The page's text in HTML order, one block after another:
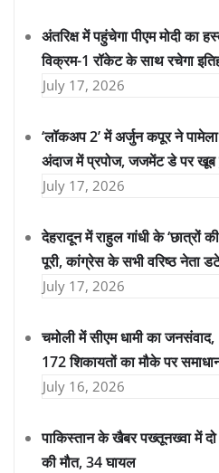
अंतरिक्ष में पहुंचेगा पीएम मोदी का
विक्रम-1 रॉकेट के साथ रचेगा
July 17, 2026
‘लॉकअप 2’ में अर्जुन कपूर ने
अंदाज में प्रपोज, जजमेंट डे पर खूब
July 17, 2026
देहरादून में राहुल गांधी के ‘छात्रों
पूरी, कांग्रेस के सभी वरिष्ठ नेता
July 17, 2026
चमोली में सीएम धामी का
172 शिकायतों का मौके पर
July 16, 2026
पाकिस्तान के खैबर पख्तूनख्वा में
की मौत, 34 घायल